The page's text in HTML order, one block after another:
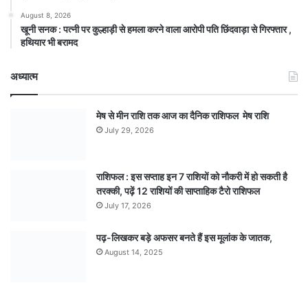
August 8, 2026
खूनी सनक : पत्नी पर कुल्हाड़ी से हमला करने वाला आरोपी पति छिंदवाड़ा से गिरफ्तार ,
हथियार भी बरामद
अध्यात्म
मेष से मीन राशि तक आज का दैनिक राशिफल मेष राशि
July 29, 2026
राशिफल : इस सप्ताह इन 7 राशियों को नौकरी में हो सकती है
तरक्की, पढ़ें 12 राशियों की साप्ताहिक टैरो राशिफल
July 17, 2026
पढ़-लिखकर बड़े अफसर बनते हैं इस मूलांक के जातक,
August 14, 2025